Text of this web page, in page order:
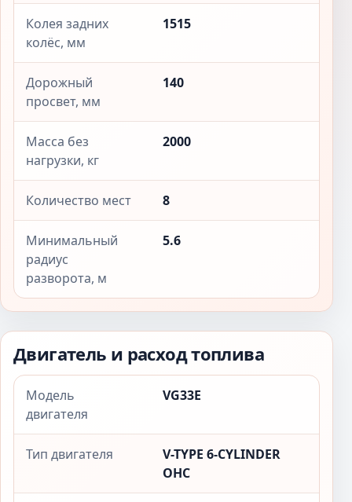
Колея задних
колёс, мм
1515
Дорожный
просвет, мм
140
Масса без
нагрузки, кг
2000
Количество мест 8
Минимальный
радиус
разворота, м
5.6
Двигатель и расход топлива
Модель
двигателя
VG33E
Тип двигателя
V-TYPE 6-CYLINDER
OHC